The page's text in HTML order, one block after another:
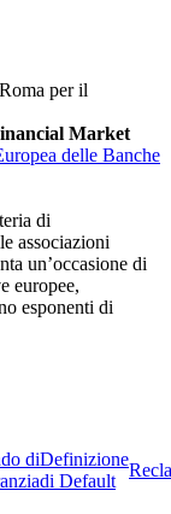
per il
Market
delle Banche
di
associazioni
un’occasione di
europee,
esponenti di
diDefinizione
di Default